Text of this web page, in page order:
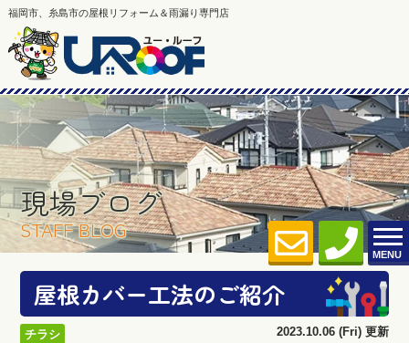
福岡市、糸島市の屋根リフォーム＆雨漏り専門店
MENU
現場ブログ
STAFF BLOG
屋根カバー工法のご紹介
チラシ 2023.10.06 (Fri) 更新